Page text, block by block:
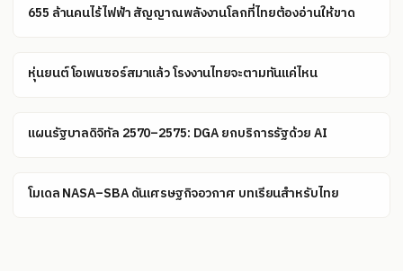
655 ล้านคนไร้ไฟฟ้า สัญญาณพลังงานโลกที่ไทยต้องอ่านให้ขาด
หุ่นยนต์โอเพนซอร์สมาแล้ว โรงงานไทยจะตามทันแค่ไหน
แผนรัฐบาลดิจิทัล 2570–2575: DGA ยกบริการรัฐด้วย AI
โมเดล NASA–SBA ดันเศรษฐกิจอวกาศ บทเรียนสำหรับไทย